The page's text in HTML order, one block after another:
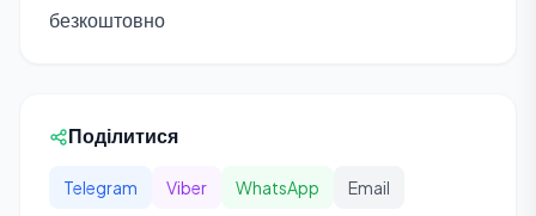
безкоштовно
Поділитися
Telegram Viber WhatsApp Email